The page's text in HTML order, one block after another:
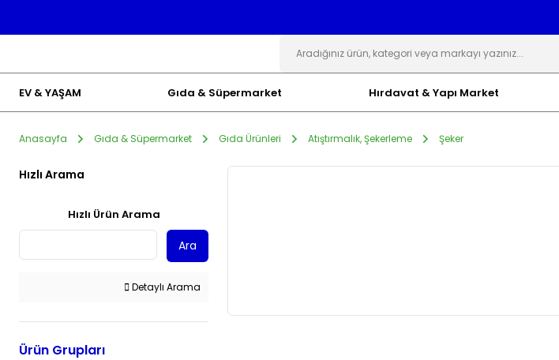
EV & YAŞAM Gıda & Süpermarket Hırdavat & Yapı Market
Anasayfa Gıda & Süpermarket Gıda Ürünleri Atıştırmalık, Şekerleme Şeker
Hızlı Arama
Hızlı Ürün Arama
Ara
Detaylı Arama
Ürün Grupları